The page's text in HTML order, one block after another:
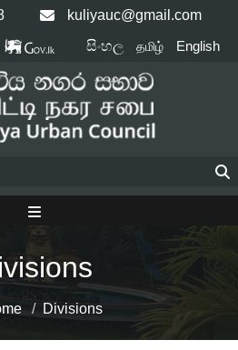
kuliyauc@gmail.com
සිංහල தமிழ் English
/ Divisions